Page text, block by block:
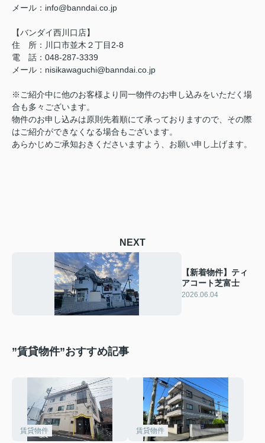
メール：info@banndai.co.jp
【バンダイ西川口店】
住 所：川口市並木２丁目2-8
電 話：048-287-3339
メール：nisikawaguchi@banndai.co.jp
※ご紹介中に他のお客様より同一物件のお申し込みをいただく場
合も多々ございます。
物件のお申し込みは原則先着順にて承っておりますので、その際
はご紹介ができなくなる場合もございます。
あらかじめご承知おきくださいますよう、お願い申し上げます。
NEXT
【新着物件】ティ
アコート芝富士
2026.06.04
”賃貸物件”おすすめ記事
賃貸物件 賃貸物件